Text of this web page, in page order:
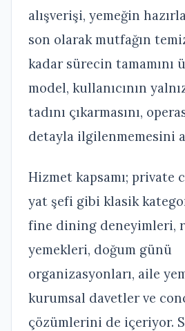
alışverişi, yemeğin
son olarak mutfağın
kadar sürecin tamamını
model, kullanıcının
tadını çıkarmasını,
detayla ilgilenmemesini
Hizmet kapsamı; private
yat şefi gibi klasik
fine dining deneyimleri,
yemekleri, doğum günü
organizasyonları, aile
kurumsal davetler ve
çözümlerini de içeriyor.